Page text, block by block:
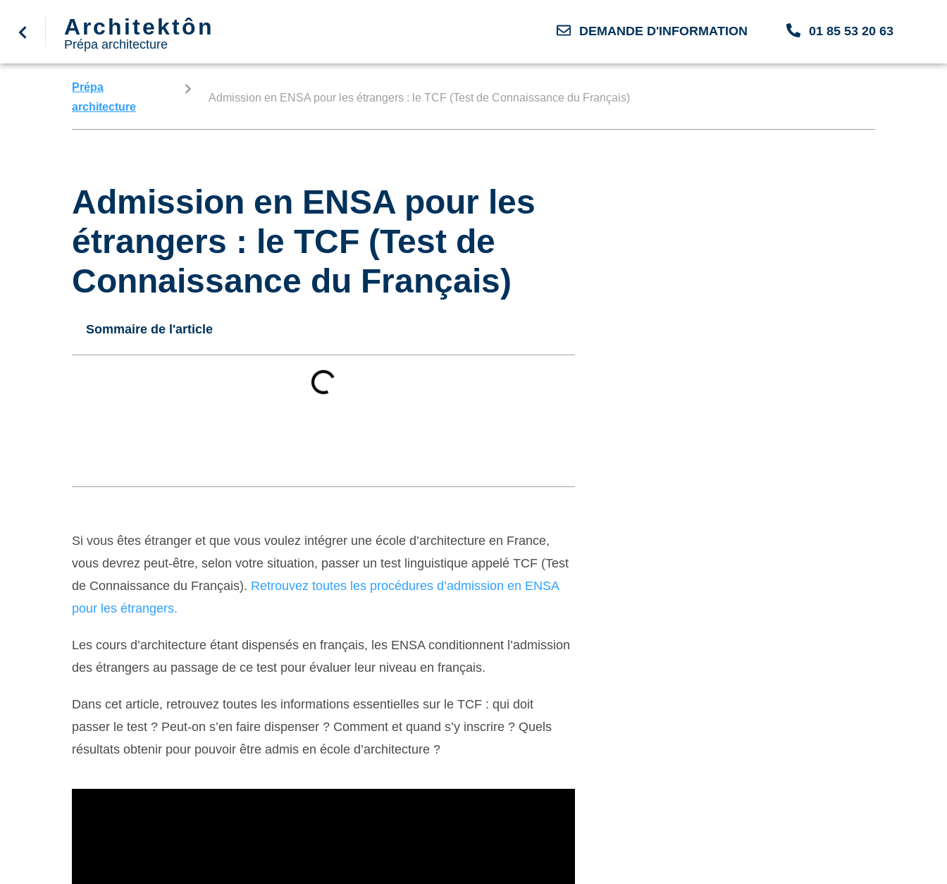
Architektôn
Prépa architecture
DEMANDE D'INFORMATION 01 85 53 20 63
Prépa
architecture
Admission en ENSA pour les étrangers : le TCF (Test de Connaissance du Français)
Admission en ENSA pour les
étrangers : le TCF (Test de
Connaissance du Français)
Sommaire de l'article
Si vous êtes étranger et que vous voulez intégrer une école d’architecture en France,
vous devrez peut-être, selon votre situation, passer un test linguistique appelé TCF (Test
de Connaissance du Français). Retrouvez toutes les procédures d’admission en ENSA
pour les étrangers.
Les cours d’architecture étant dispensés en français, les ENSA conditionnent l’admission
des étrangers au passage de ce test pour évaluer leur niveau en français.
Dans cet article, retrouvez toutes les informations essentielles sur le TCF : qui doit
passer le test ? Peut-on s’en faire dispenser ? Comment et quand s’y inscrire ? Quels
résultats obtenir pour pouvoir être admis en école d’architecture ?